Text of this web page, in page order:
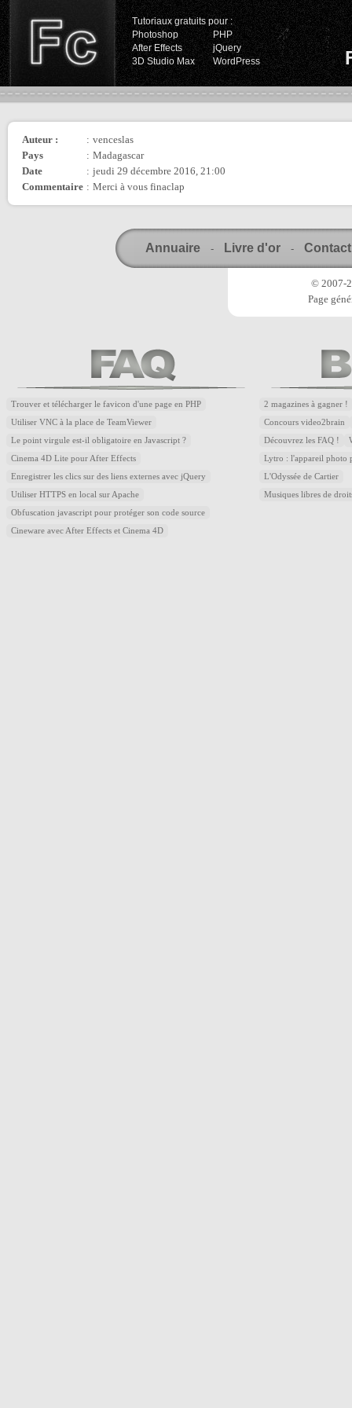
Tutoriaux gratuits pour :
Photoshop
PHP
After Effects
jQuery
3D Studio Max
WordPress
Auteur : : venceslas
Pays
: Madagascar
Date
: jeudi 29 décembre 2016, 21:00
Commentaire : Merci à vous finaclap
Annuaire - Livre d'or - Contact
© 2007-
Page
Trouver et télécharger le favicon d'une page en PHP
Utiliser VNC à la place de TeamViewer
Le point virgule est-il obligatoire en Javascript ?
Cinema 4D Lite pour After Effects
Enregistrer les clics sur des liens externes avec jQuery
Utiliser HTTPS en local sur Apache
Obfuscation javascript pour protéger son code source
Cineware avec After Effects et Cinema 4D
2 magazines à gagner !
Concours video2brain
Découvrez les FAQ !
Lytro : l'appareil photo
L'Odyssée de Cartier
Musiques libres de